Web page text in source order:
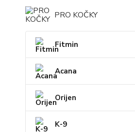
PRO KOČKY
Fitmin
Acana
Orijen
K-9